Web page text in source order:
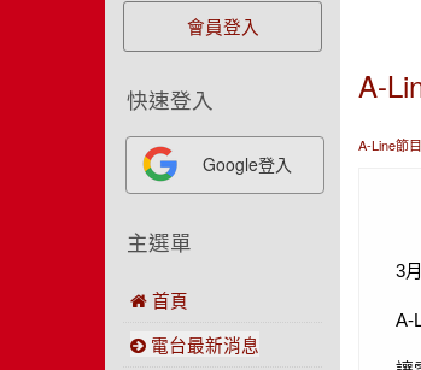
A-
A-Line節
3
A-
會員登入
快速登入
Google登入
主選單
首頁
電台最新消息